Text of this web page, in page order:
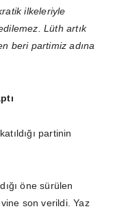
ilkeleriyle
Lüth artık
beri partimiz adına
partinin
öne sürülen
son verildi. Yaz